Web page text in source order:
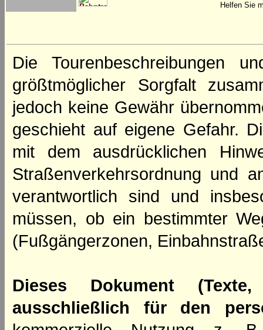
Helfen Sie
Die Tourenbeschreibungen
größtmöglicher Sorgfalt
jedoch keine Gewähr
geschieht auf eigene Gefahr.
mit dem ausdrücklichen
Straßenverkehrsordnung und
verantwortlich sind und
müssen, ob ein bestimmter
(Fußgängerzonen,
Dieses Dokument
ausschließlich für den